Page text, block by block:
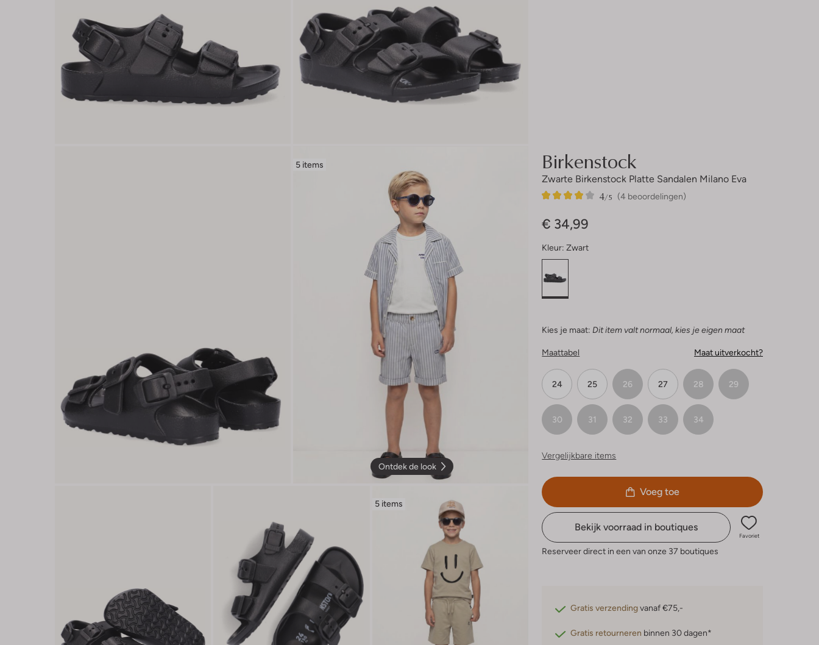
5 items
Ontdek de look
5 items
Birkenstock
Zwarte Birkenstock Platte Sandalen Milano Eva
(4 beoordelingen)
4/5
4
4
€ 34,99
Kleur: Zwart
Kies je maat: Dit item valt normaal, kies je eigen maat
Maattabel Maat uitverkocht?
24 25 26 27 28 29
30 31 32 33 34
Vergelijkbare items
Voeg toe
Bekijk voorraad in boutiques
Favoriet
Reserveer direct in een van onze 37 boutiques
Gratis verzendingvanaf €75,-
Gratis retourneren binnen 30 dagen*